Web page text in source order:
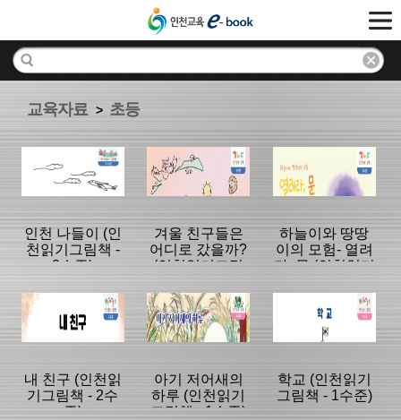
교육자료 > 초등
인천 나들이 (인
천읽기그림책 -
2수준)
분류명 : 초등
겨울 친구들은
어디로 갔을까?
(인천읽기그림
분류명 : 초등
|
하늘이와 땅땅
이의 모험- 열려
라, 문 (인천읽기
분류명 : 초등
|
내 친구 (인천읽
기그림책 - 2수
준)
아기 저어새의
하루 (인천읽기
그림책 - 1수준)
학교 (인천읽기
그림책 - 1수준)